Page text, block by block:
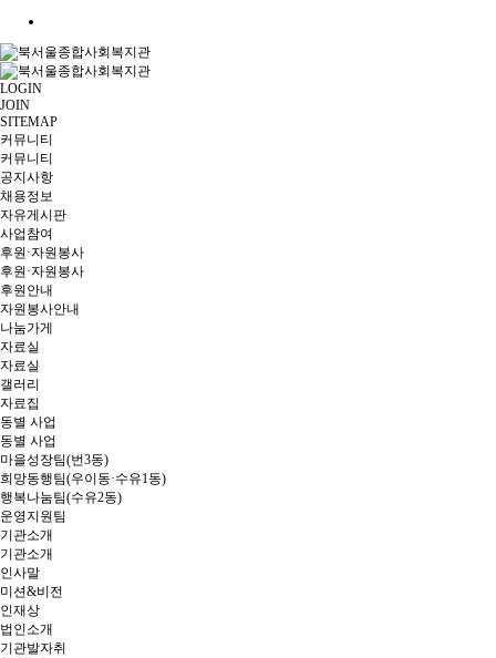
LOGIN
JOIN
SITEMAP
커뮤니티
커뮤니티
공지사항
채용정보
자유게시판
사업참여
후원·자원봉사
후원·자원봉사
후원안내
자원봉사안내
나눔가게
자료실
자료실
갤러리
자료집
동별 사업
동별 사업
마을성장팀(번3동)
희망동행팀(우이동·수유1동)
행복나눔팀(수유2동)
운영지원팀
기관소개
기관소개
인사말
미션&비전
인재상
법인소개
기관발자취